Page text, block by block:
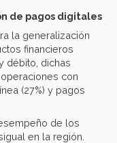
de pagos digitales
la generalización
financieros
débito, dichas
con
(27%) y pagos
de los
en la región.